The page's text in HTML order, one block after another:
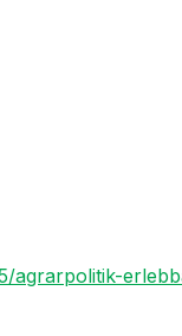
agrarpolitik-